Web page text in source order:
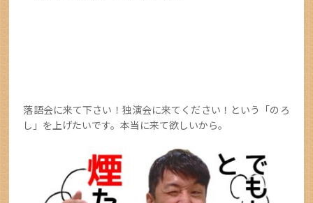
落語会に来て下さい！独演会に来てください！という「のろ
し」を上げたいです。本当に来て欲しいから。